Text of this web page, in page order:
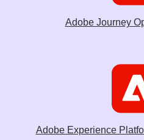
Adobe Journey
Adobe Experience